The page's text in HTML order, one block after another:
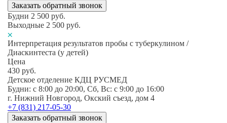
Заказать обратный звонок
Будни 2 500 руб.
Выходные 2 500 руб.
Интерпретация результатов пробы с туберкулином /
Диаскинтеста (у детей)
Цена
430 руб.
Детское отделение КДЦ РУСМЕД
Будни: c 8:00 до 20:00, Сб, Вс: c 9:00 до 16:00
г. Нижний Новгород, Окский съезд, дом 4
+7 (831) 217-05-30
Заказать обратный звонок